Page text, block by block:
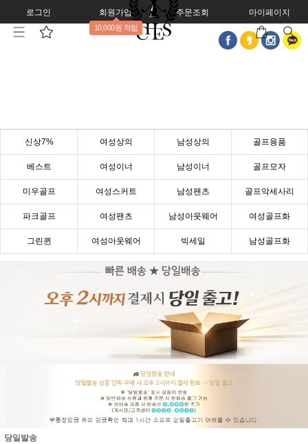
로그인 회원가입
10,000원 적립
주문조회 마이페이지
신상7% 여성상의 남성상의 골프용품
베스트 여성이너 남성이너 골프모자
미우골프 여성스커트 남성팬츠 골프악세사리
파크골프 여성팬츠 남성아웃웨어 여성골프화
그린퀸 여성아웃웨어 빅세일 남성골프화
당일발송